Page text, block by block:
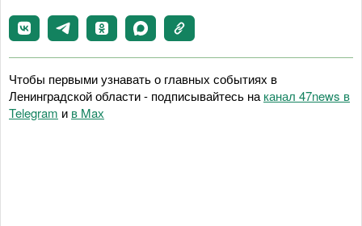
Чтобы первыми узнавать о главных событиях в
Ленинградской области - подписывайтесь на канал 47news в
Telegram и в Maх